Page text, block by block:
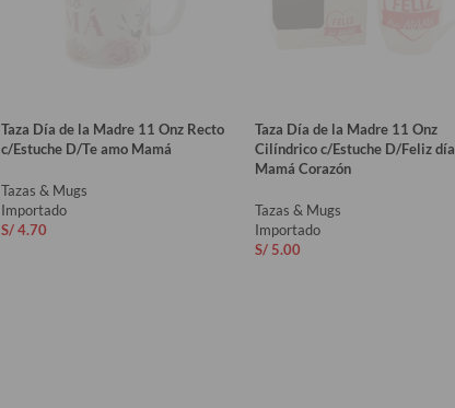
Taza Día de la Madre 11 Onz Recto
c/Estuche D/Te amo Mamá
Tazas & Mugs
Importado
S/4.70
Taza Día de la Madre 11 Onz
Cilíndrico c/Estuche D/Feliz día
Mamá Corazón
Tazas & Mugs
Importado
S/ 5.00